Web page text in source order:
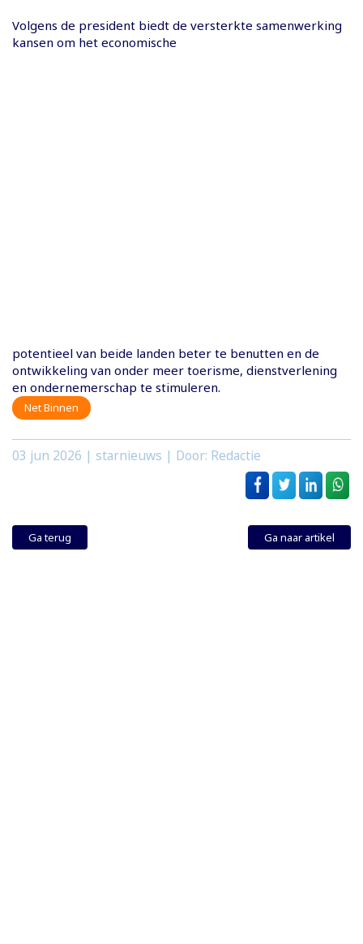
Volgens de president biedt de versterkte samenwerking
kansen om het economische
potentieel van beide landen beter te benutten en de
ontwikkeling van onder meer toerisme, dienstverlening
en ondernemerschap te stimuleren.
Net Binnen
03 jun 2026 | starnieuws | Door: Redactie
Ga terug Ga naar artikel